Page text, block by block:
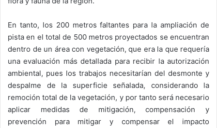
En tanto, los 200 metros faltantes para la ampliación de
pista en el total de 500 metros proyectados se encuentran
dentro de un área con vegetación, que era la que requería
una evaluación más detallada para recibir la autorización
ambiental, pues los trabajos necesitarían del desmonte y
despalme de la superficie señalada, considerando la
remoción total de la vegetación, y por tanto será necesario
aplicar medidas de mitigación, compensación y
prevención para mitigar y compensar el impacto